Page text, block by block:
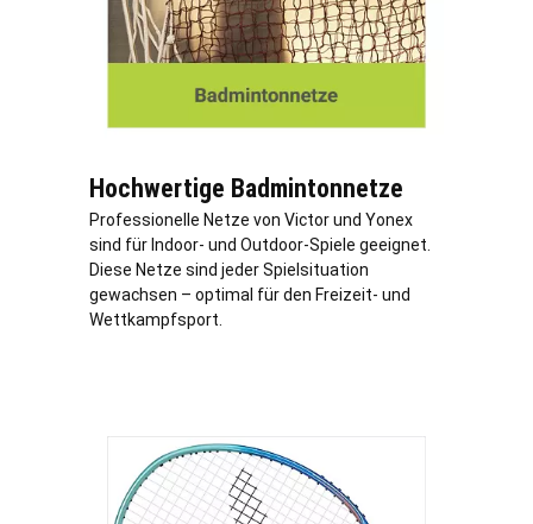
Hochwertige Badmintonnetze
Professionelle Netze von Victor und Yonex
sind für Indoor- und Outdoor-Spiele geeignet.
Diese Netze sind jeder Spielsituation
gewachsen – optimal für den Freizeit- und
Wettkampfsport.